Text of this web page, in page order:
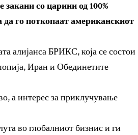
со царини од 100%
да го поткопаат американскиот
алијанса БРИКС, која се состои
Иран и Обединетите
а интерес за приклучување
во глобалниот бизнис и ги